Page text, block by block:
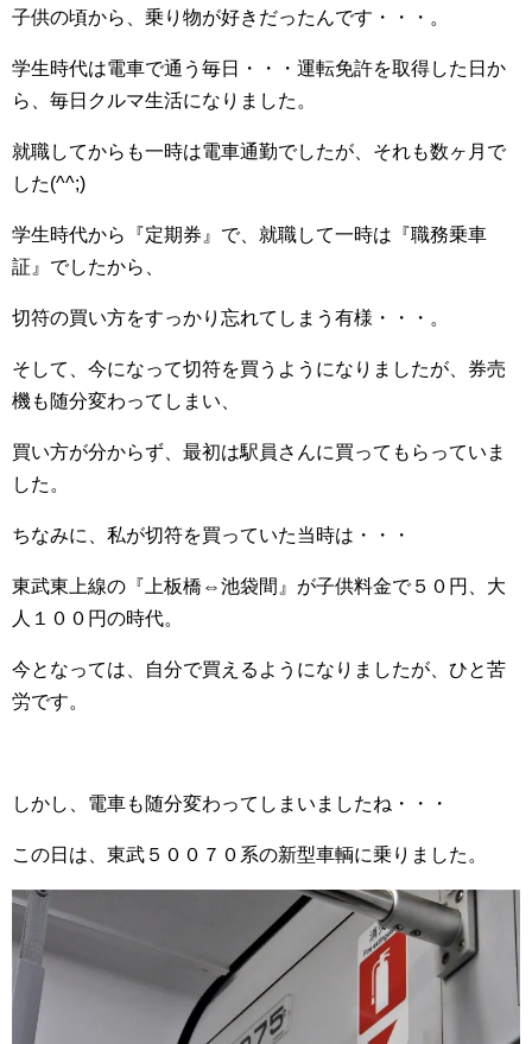
子供の頃から、乗り物が好きだったんです・・・。
学生時代は電車で通う毎日・・・運転免許を取得した日か
ら、毎日クルマ生活になりました。
就職してからも一時は電車通勤でしたが、それも数ヶ月で
した(^^;)
学生時代から『定期券』で、就職して一時は『職務乗車
証』でしたから、
切符の買い方をすっかり忘れてしまう有様・・・。
そして、今になって切符を買うようになりましたが、券売
機も随分変わってしまい、
買い方が分からず、最初は駅員さんに買ってもらっていま
した。
ちなみに、私が切符を買っていた当時は・・・
東武東上線の『上板橋⇔池袋間』が子供料金で５０円、大
人１００円の時代。
今となっては、自分で買えるようになりましたが、ひと苦
労です。
しかし、電車も随分変わってしまいましたね・・・
この日は、東武５００７０系の新型車輌に乗りました。